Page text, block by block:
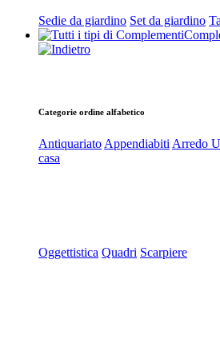
Sedie da giardino Set da giardino
Categorie ordine alfabetico
Antiquariato Appendiabiti Arredo
casa
Oggettistica Quadri Scarpiere